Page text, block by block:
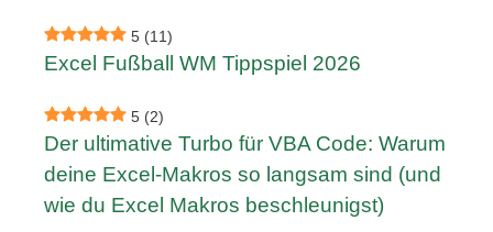
5 (11)
Excel Fußball WM Tippspiel 2026
5 (2)
Der ultimative Turbo für VBA Code: Warum
deine Excel-Makros so langsam sind (und
wie du Excel Makros beschleunigst)